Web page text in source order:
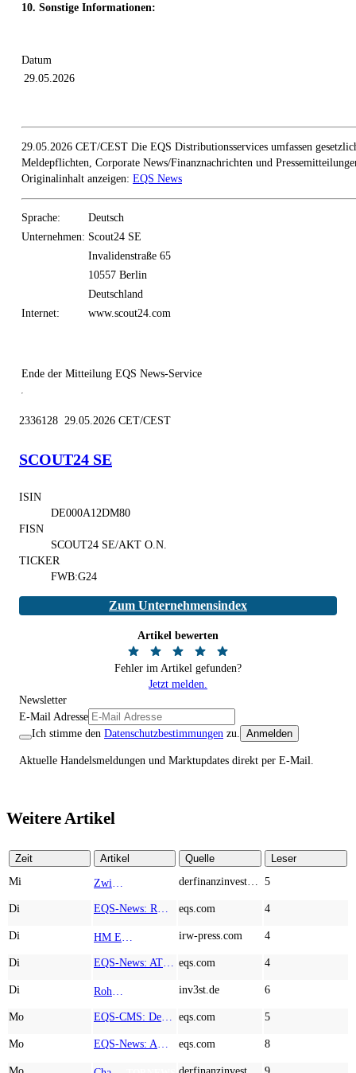
10. Sonstige Informationen:
Datum
29.05.2026
29.05.2026 CET/CEST Die EQS Distributionsservices umfassen
Meldepflichten, Corporate News/Finanznachrichten und
Originalinhalt anzeigen: EQS News
Sprache:
Deutsch
Unternehmen: Scout24 SE
Invalidenstraße 65
10557 Berlin
Deutschland
Internet:
www.scout24.com
Ende der Mitteilung EQS News-Service
2336128 29.05.2026 CET/CEST
SCOUT24 SE
ISIN
DE000A12DM80
FISN
SCOUT24 SE/AKT O.N.
TICKER
FWB:G24
Zum Unternehmensindex
Artikel bewerten
Fehler im Artikel gefunden?
Jetzt melden.
Newsletter
E-Mail Adresse
Ich stimme den Datenschutzbestimmungen zu. Anmelden
Aktuelle Handelsmeldungen und Marktupdates direkt per E-Mail.
Weitere Artikel
Zeit Artikel Quelle
Leser
Mi
5
Di eqs.com 4
Di irw-press.com 4
Di eqs.com 4
Di inv3st.de 6
Mo eqs.com 5
Mo eqs.com 8